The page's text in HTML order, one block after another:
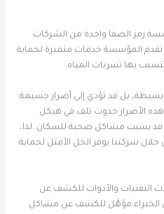
رمز الصفا واحدة من الشركات
المؤسسة خدمات متميزة لحماية
تتسبب بها تسربات المياه.
بل قد تؤدي إلى أضرار جسيمة
الأضرار حدوث تلف في هيكل
قد يسبب مشاكل صحية للسكان. لذا،
شركتنا يوفر الحل الأمثل لحماية
التقنيات والأدوات للكشف عن
من الخبراء مؤهَّل للكشف عن مشاكل